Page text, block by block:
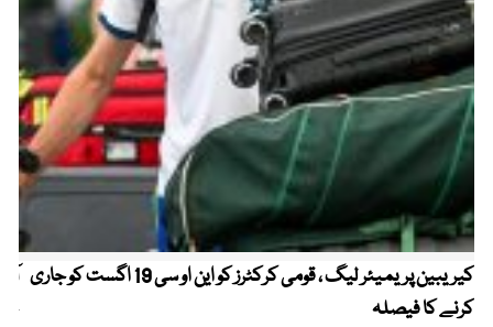
کیریبین پریمیئر لیگ ، قومی کرکٹرز کو این او سی 19 اگست کو جاری
کرنے کا فیصلہ